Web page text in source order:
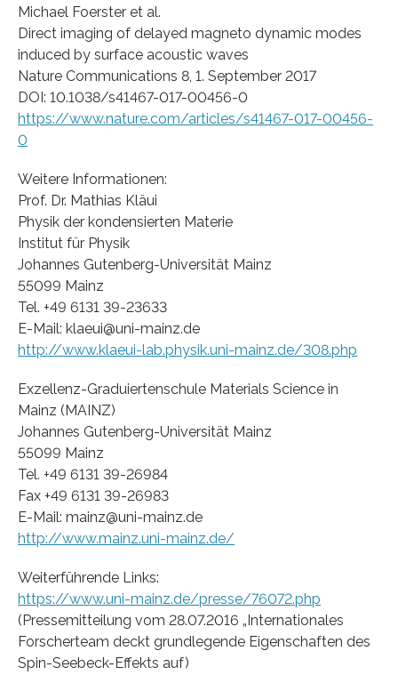
Michael Foerster et al.
Direct imaging of delayed magneto dynamic modes
induced by surface acoustic waves
Nature Communications 8, 1. September 2017
DOI: 10.1038/s41467-017-00456-0
https://www.nature.com/articles/s41467-017-00456-
0
Weitere Informationen:
Prof. Dr. Mathias Kläui
Physik der kondensierten Materie
Institut für Physik
Johannes Gutenberg-Universität Mainz
55099 Mainz
Tel. +49 6131 39-23633
E-Mail: klaeui@uni-mainz.de
http://www.klaeui-lab.physik.uni-mainz.de/308.php
Exzellenz-Graduiertenschule Materials Science in
Mainz (MAINZ)
Johannes Gutenberg-Universität Mainz
55099 Mainz
Tel. +49 6131 39-26984
Fax +49 6131 39-26983
E-Mail: mainz@uni-mainz.de
http://www.mainz.uni-mainz.de/
Weiterführende Links:
https://www.uni-mainz.de/presse/76072.php
(Pressemitteilung vom 28.07.2016 „Internationales
Forscherteam deckt grundlegende Eigenschaften des
Spin-Seebeck-Effekts auf)